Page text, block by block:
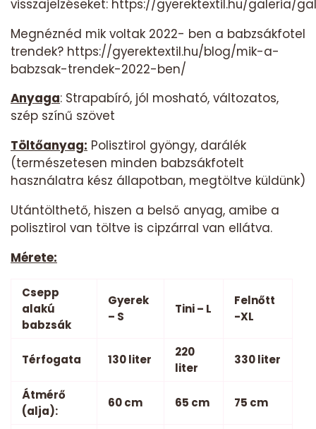
visszajelzéseket: https://gyerektextil.hu/galeria/
Megnéznéd mik voltak 2022- ben a babzsákfotel
trendek? https://gyerektextil.hu/blog/mik-a-
babzsak-trendek-2022-ben/
Anyaga: Strapabíró, jól mosható, változatos,
szép színű szövet
Töltőanyag: Polisztirol gyöngy, darálék
(természetesen minden babzsákfotelt
használatra kész állapotban, megtöltve küldünk)
Utántölthető, hiszen a belső anyag, amibe a
polisztirol van töltve is cipzárral van ellátva.
Mérete:
Csepp
alakú
babzsák
Gyerek
– S
Tini – L
Felnőtt
-XL
Térfogata 130 liter
220
liter
330 liter
Átmérő
(alja):
60 cm 65 cm 75 cm